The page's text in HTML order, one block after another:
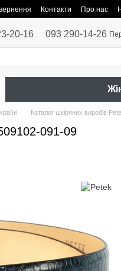
Контакти Про нас
20-16 093 290-14-26
Каталог шкіряних виробів
091-09